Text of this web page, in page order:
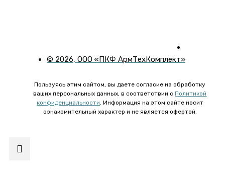
© 2026, ООО «ПКФ АрмТехКомплект»
Пользуясь этим сайтом, вы даете согласие на обработку
ваших персональных данных, в соответствии сПолитикой
конфиденциальности. Информация на этом сайте носит
ознакомительный характер и не является офертой.